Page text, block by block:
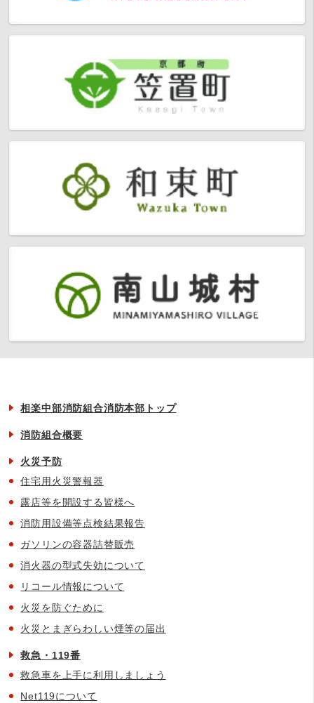
相楽中部消防組合消防本部トップ
消防組合概要
火災予防
住宅用火災警報器
露店等を開設する皆様へ
消防用設備等点検結果報告
ガソリンの容器詰替販売
消火器の型式失効について
リコール情報について
火災を防ぐために
火災とまぎらわしい煙等の届出
救急・119番
救急車を上手に利用しましょう
Net119について